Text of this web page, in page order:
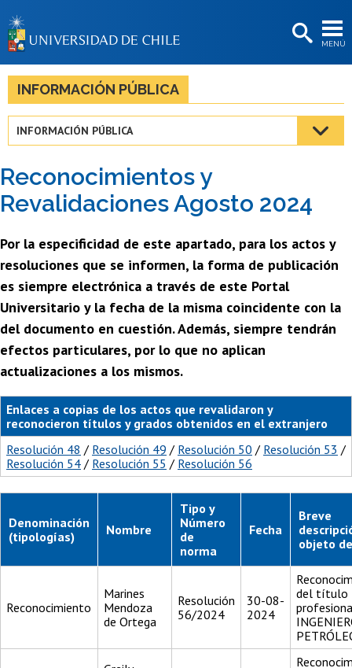
MENÚ
BIBLIOTECAS
LA UNIVERSIDAD
Estudiantes
Académicas/os
Funcionarias/os
Egresadas/os
INFORMACIÓN PÚBLICA
INFORMACIÓN PÚBLICA
Reconocimientos y
Revalidaciones Agosto 2024
Por la especificidad de este apartado, para los actos y
resoluciones que se informen, la forma de publicación
es siempre electrónica a través de este Portal
Universitario y la fecha de la misma coincidente con la
del documento en cuestión. Además, siempre tendrán
efectos particulares, por lo que no aplican
actualizaciones a los mismos.
Enlaces a copias de los actos que revalidaron y
reconocieron títulos y grados obtenidos en el extranjero
Resolución 48 / Resolución 49 / Resolución 50 / Resolución 53 /
Resolución 54 / Resolución 55 / Resolución 56
Denominación
(tipologías)
Nombre
Tipo y
Número
de
norma
Fecha
Breve
objeto
Reconocimiento
Marines
Mendoza
de Ortega
Resolución
56/2024
30-08-
2024
del título